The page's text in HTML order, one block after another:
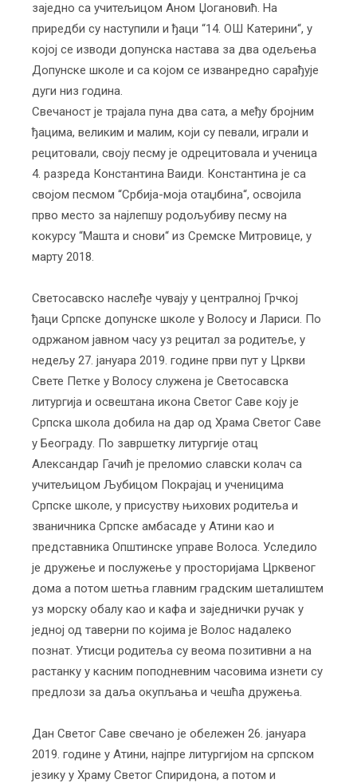
заједно са учитељицом Аном Џогановић. На
приредби су наступили и ђаци “14. ОШ Катерини“, у
којој се изводи допунска настава за два одељења
Допунске школе и са којом се изванредно сарађује
дуги низ година.
Свечаност је трајала пуна два сата, а међу бројним
ђацима, великим и малим, који су певали, играли и
рецитовали, своју песму је одрецитовала и ученица
4. разреда Константина Ваиди. Константина је са
својом песмом “Србија-моја отаџбина“, освојила
прво место за најлепшу родољубиву песму на
кокурсу “Машта и снови“ из Сремске Митровице, у
марту 2018.
Светосавско наслеђе чувају у централној Грчкој
ђаци Српске допунске школе у Волосу и Лариси. По
одржаном јавном часу уз рецитал за родитеље, у
недељу 27. јануара 2019. године први пут у Цркви
Свете Петке у Волосу служена је Светосавска
литургија и освештана икона Светог Саве коју је
Српска школа добила на дар од Храма Светог Саве
у Београду. По завршетку литургије отац
Александар Гачић је преломио славски колач са
учитељицом Љубицом Покрајац и ученицима
Српске школе, у присуству њихових родитеља и
званичника Српске амбасаде у Атини као и
представника Општинске управе Волоса. Уследило
је дружење и послужење у просторијама Црквеног
дома а потом шетња главним градским шеталиштем
уз морску обалу као и кафа и заједнички ручак у
једној од таверни по којима је Волос надалеко
познат. Утисци родитеља су веома позитивни а на
растанку у касним поподневним часовима изнети су
предлози за даља окупљања и чешћа дружења.
Дан Светог Саве свечано је обележен 26. јануара
2019. године у Атини, најпре литургијом на српском
језику у Храму Светог Спиридона, а потом и